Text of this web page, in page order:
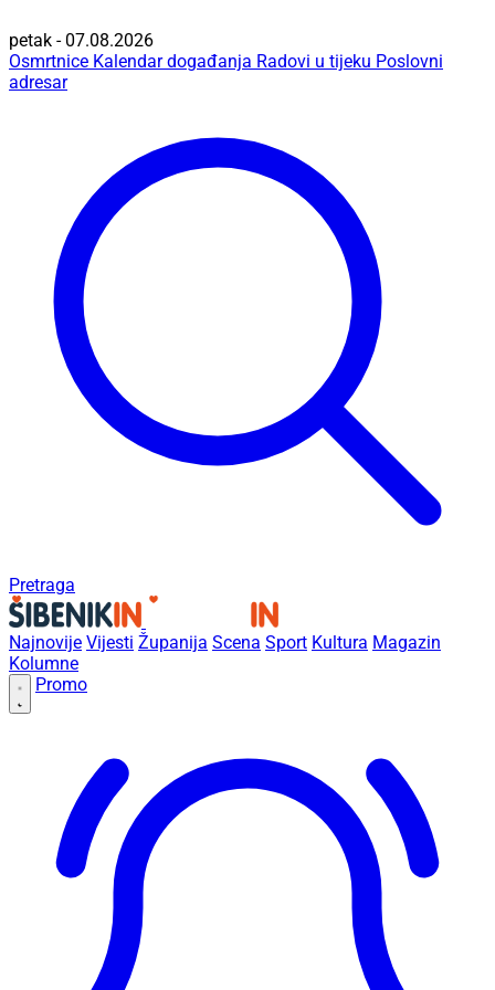
petak - 07.08.2026
Osmrtnice Kalendar događanja Radovi u tijeku Poslovni
adresar
Pretraga
Najnovije Vijesti Županija Scena Sport Kultura Magazin
Kolumne
Promo